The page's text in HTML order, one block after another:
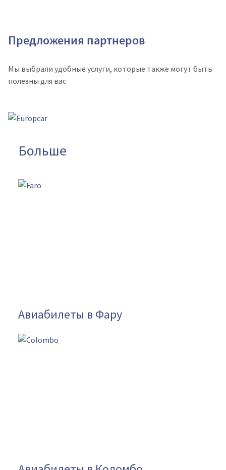
Предложения партнеров
Мы выбрали удобные услуги, которые также могут быть
полезны для вас
Больше
Авиабилеты в Фару